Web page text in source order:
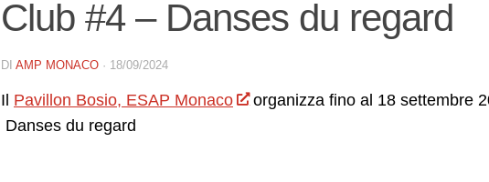
Club #4 – Danses du regard
DI AMP MONACO · 18/09/2024
Il Pavillon Bosio, ESAP Monaco
organizza fino al 18 settembre
Danses du regard